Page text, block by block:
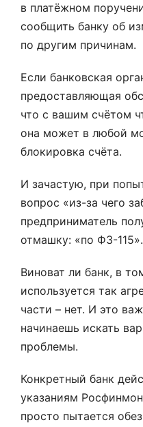
в платёжном
сообщить банку об
по другим причинам.
Если банковская
предоставляющая
что с вашим счётом
она может в любой
блокировка счёта.
И зачастую, при
вопрос «из-за чего
предприниматель
отмашку: «по ФЗ-115».
Виноват ли банк, в
используется так
части – нет. И это
начинаешь искать
проблемы.
Конкретный банк
указаниям
просто пытается